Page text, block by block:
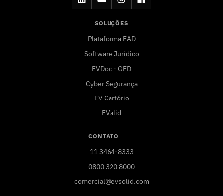
SOLUÇÕES
Plataforma EAD
Software Jurídico
EVDoc - GED
Cyber Segurança
EV Cartório
EValid
CONTATO
11 3464-8333
0800 320 8000
comercial@evsolid.com